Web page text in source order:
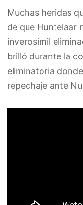
Muchas heridas
de que Huntelaar
inverosímil
brilló durante la
eliminatoria
repechaje ante